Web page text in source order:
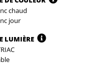
chaud
jour
LUMIÈRE